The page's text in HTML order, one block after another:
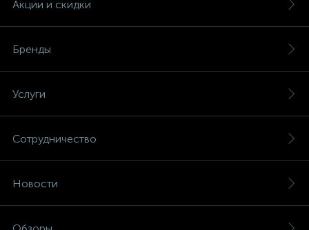
Акции и скидки
Бренды
Услуги
Сотрудничество
Новости